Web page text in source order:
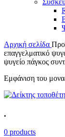
Αρχική σελίδα
επαγγελματικό
ψυγείο πάγκος
Εμφάνιση του
.
0 products